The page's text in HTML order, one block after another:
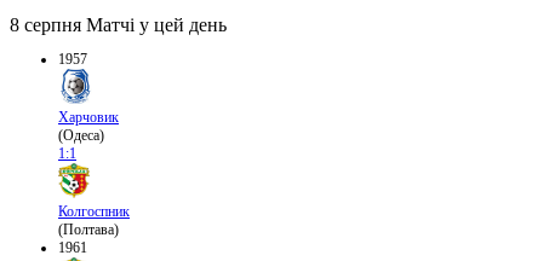
8 серпня Матчі у цей день
1957
Харчовик
(Одеса)
1:1
Колгоспник
(Полтава)
1961